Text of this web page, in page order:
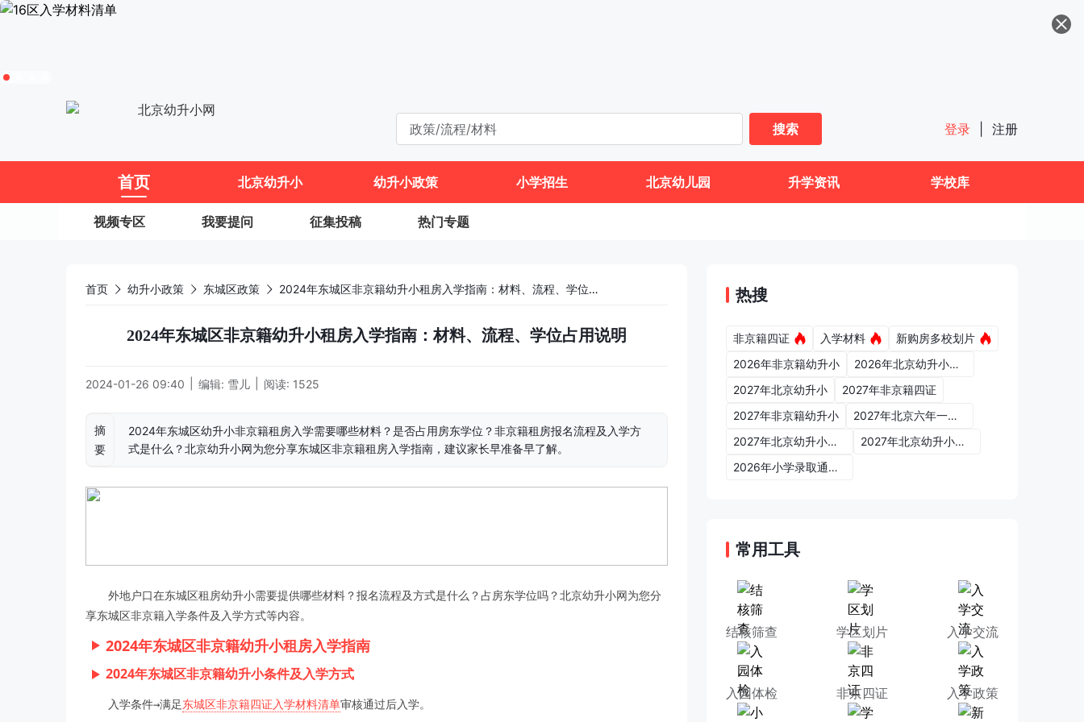
搜索
登录 注册
首页 北京幼升小 幼升小政策 小学招生 北京幼儿园 升学资讯 学校库
视频专区 我要提问 征集投稿 热门专题
首页 幼升小政策 东城区政策 2024年东城区非京籍幼升小租房入学指南：材料、流程、学位占用说明
2024年东城区非京籍幼升小租房入学指南：材料、流程、学位占用说明
2024-01-26 09:40 编辑: 雪儿 阅读: 1525
摘
要
2024年东城区幼升小非京籍租房入学需要哪些材料？是否占用房东学位？非京籍租房报名流程及入学方
式是什么？北京幼升小网为您分享东城区非京籍租房入学指南，建议家长早准备早了解。
外地户口在东城区租房幼升小需要提供哪些材料？报名流程及方式是什么？占房东学位吗？北京幼升小网为您分
享东城区非京籍入学条件及入学方式等内容。
2024年东城区非京籍幼升小租房入学指南
2024年东城区非京籍幼升小条件及入学方式
入学条件→满足东城区非京籍四证入学材料清单审核通过后入学。
热搜
非京籍四证 入学材料
新购房多校划片
2026年非京籍幼升小
2026年北京幼升小入学政策
2027年北京幼升小
2027年非京籍四证
2027年非京籍幼升小
2027年北京六年一学位政策
2027年北京幼升小六年一学位政策
2027年北京幼升小入学政策
2026年小学录取通知书
常用工具
结核筛查 学区划片 入学交流
入园体检 非京四证 入学政策